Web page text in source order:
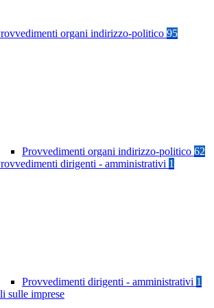
organi indirizzo-politico 95
Provvedimenti organi indirizzo-politico 62
dirigenti - amministrativi 1
Provvedimenti dirigenti - amministrativi 1
sulle imprese